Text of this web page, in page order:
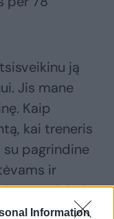
Information
ją
Jis mane
Kaip
kai treneris
su pagrindine
ir
– prisiminė